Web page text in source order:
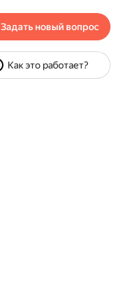
Задать новый вопрос
Как это работает?